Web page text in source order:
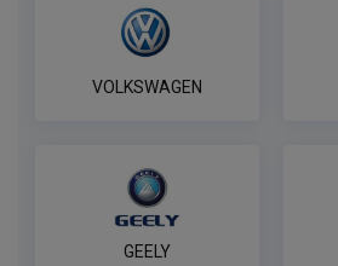
ПОД ЗАКАЗ ОТ 14 ДНЕЙ
по запросу
VOLKSWAGEN
GEELY